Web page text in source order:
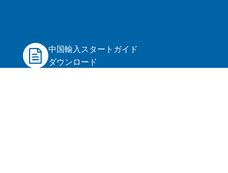
中国輸入スタートガイド
ダウンロード